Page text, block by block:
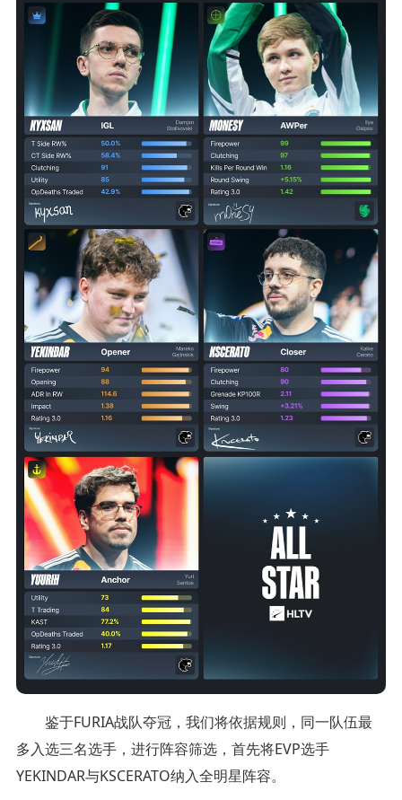
鉴于FURIA战队夺冠，我们将依据规则，同一队伍最
多入选三名选手，进行阵容筛选，首先将EVP选手
YEKINDAR与KSCERATO纳入全明星阵容。